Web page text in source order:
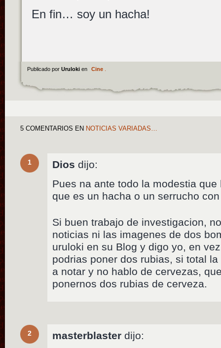
En fin… soy un hacha!
Publicado por Uruloki en Cine.
5 COMENTARIOS EN NOTICIAS VARIADAS…
1 Dios dijo:
Pues na ante todo la modestia
que es un hacha o un serrucho
Si buen trabajo de investigacion,
noticias ni las imagenes de dos
uruloki en su Blog y digo yo, en
podrias poner dos rubias, si total
a notar y no hablo de cervezas,
ponernos dos rubias de cerveza.
2 masterblaster dijo: